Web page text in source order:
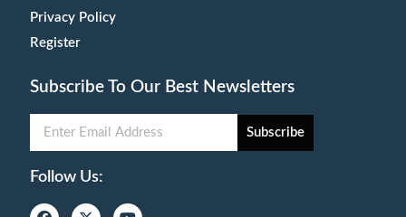
Privacy Policy
Register
Subscribe To Our Best Newsletters
Subscribe
Follow Us: